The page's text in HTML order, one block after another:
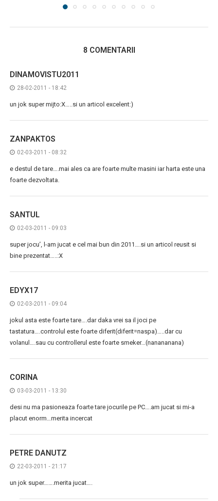
8 COMENTARII
DINAMOVISTU2011
28-02-2011 - 18:42
un jok super mijto:X…..si un articol excelent:)
ZANPAKTOS
02-03-2011 - 08:32
e destul de tare….mai ales ca are foarte multe masini iar harta este una
foarte dezvoltata.
SANTUL
02-03-2011 - 09:03
super jocu’, l-am jucat e cel mai bun din 2011….si un articol reusit si
bine prezentat…..:X
EDYX17
02-03-2011 - 09:04
jokul asta este foarte tare….dar daka vrei sa il joci pe
tastatura….controlul este foarte diferit(diferit=naspa)…..dar cu
volanul….sau cu controllerul este foarte smeker…(nanananana)
CORINA
03-03-2011 - 13:30
desi nu ma pasioneaza foarte tare jocurile pe PC….am jucat si mi-a
placut enorm…merita incercat
PETRE DANUTZ
22-03-2011 - 21:17
un jok super…….merita jucat….